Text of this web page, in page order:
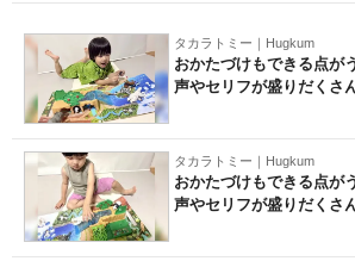
タカラトミー｜Hugkum
おかたづけもできる点が
声やセリフが盛りだく
タカラトミー｜Hugkum
おかたづけもできる点が
声やセリフが盛りだく